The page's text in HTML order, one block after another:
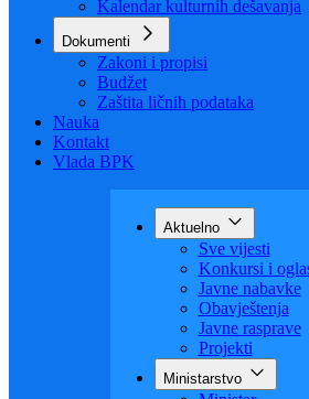
Udruženja
Kalendar kulturnih dešavanja
Dokumenti
Zakoni i propisi
Budžet
Zaštita ličnih podataka
Aktuelno
Sve vijesti
Konkursi i oglasi
Javne nabavke
Obavještenja
Javne rasprave